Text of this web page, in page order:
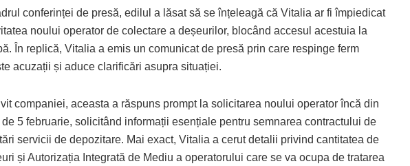
conferinței de presă, edilul a lăsat să se înțeleagă că Vitalia ar fi împiedicat
noului operator de colectare a deșeurilor, blocând accesul acestuia la
În replică, Vitalia a emis un comunicat de presă prin care respinge ferm
acuzații și aduce clarificări asupra situației.
companiei, aceasta a răspuns prompt la solicitarea noului operator încă din
de 5 februarie, solicitând informații esențiale pentru semnarea contractului de
servicii de depozitare. Mai exact, Vitalia a cerut detalii privind cantitatea de
și Autorizația Integrată de Mediu a operatorului care se va ocupa de tratarea